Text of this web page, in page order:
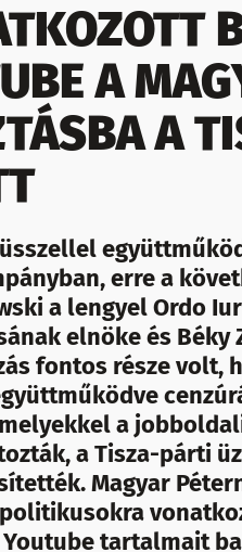
A
A
erre a
a lengyel Ordo
elnöke és
fontos része volt,
a
a Tisza-párti
Magyar
Youtube tartalmait